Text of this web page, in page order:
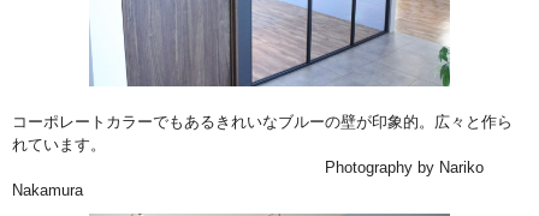
コーポレートカラーでもあるきれいなブルーの壁が印象的。広々と作ら
れています。
Photography by Nariko
Nakamura